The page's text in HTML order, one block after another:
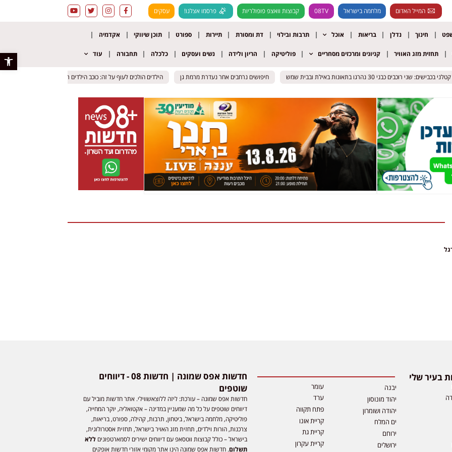
פתח
המייל האדום מלחמה בישראל 08TV קבוצות וואצפ פופולריות פרסמו אצלנו! עסקים
חינוך נדלן בריאות אוכל תרבות ובילוי דת ומסורת תיירות ספורט תוכן שיווקי אקדמיה
תחזית מזג האוויר קניונים ומרכזים מסחריים פוליטיקה הריון ולידה נשים ועסקים כלכלה תחבורה עוד
בכבישים: שני רוכבים כבני 30 נהרגו בתאונות באילת ובבית שמש חיפושים נרחבים אחר נעדרת מרמת גן בכבישים: שני רוכבים כבני 30 נהרגו בתאונות באילת ובבית שמש חיפושים נרחבים אחר נעדרת מרמת גן הילדים הולכים לעוף על זה: כוכב הילדים רועיקי מצחיקי מגיע לרמלה –
הילדים הולכים לעוף על זה: כוכב הילדים רועיקי מצחיקי מגיע לרמלה –
בעיר שלי
יבנה
יהוד מונוסון
יהודה ושומרון
ים המלח
ירוחם
ירושלים
עומר
ערד
פתח תקווה
קריית אונו
קריית גת
קריית עקרון
חדשות אפס שמונה | חדשות 08 - דיווחים
שוטפים
חדשות אפס שמונה – עורכת: ליזה ללוצאשווילי. אתר חדשות מוביל עם
דיווחים שוטפים על כל מה שמעניין במדינה – אקטואליה, יוקר המחייה,
פוליטיקה, מלחמה בישראל, ביטחון, תרבות, קהילה, ספורט, בריאות,
צרכנות, הורות וילדים, תחזית מזג האויר בישראל, תחזית אסטרולוגית,
בישראל – כולל קבוצות ווטסאפ עם דיווחים ישירים לסמארטפוניםללא
תשלום. חדשות אפס שמונה הינו אתר מקומי אזורי חדשות אופקים